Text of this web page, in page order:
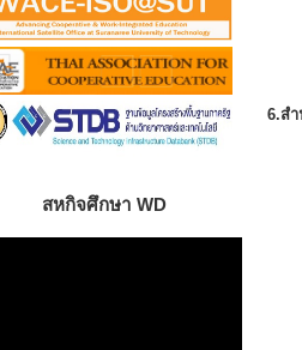
สหกิจศึกษา WD
6.ส